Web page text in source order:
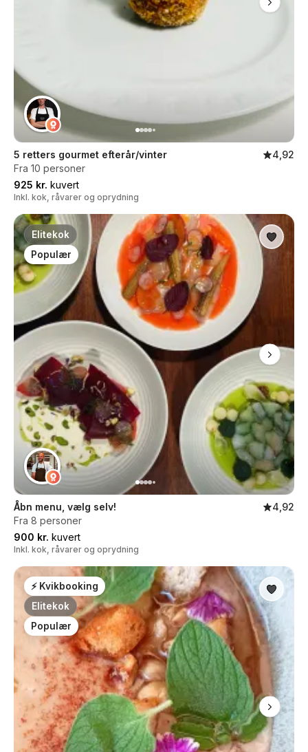
5 retters gourmet efterår/vinter
4,92
Fra 10 personer
925 kr. kuvert
Inkl. kok, råvarer og oprydning
Elitekok
Populær
Åbn menu, vælg selv!
4,92
Fra 8 personer
900 kr. kuvert
Inkl. kok, råvarer og oprydning
⚡ Kvikbooking
Elitekok
Populær